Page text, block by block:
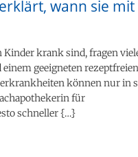
wann sie mit
krank sind, fragen
geeigneten rezeptfreien
können nur in
für
schneller {…}